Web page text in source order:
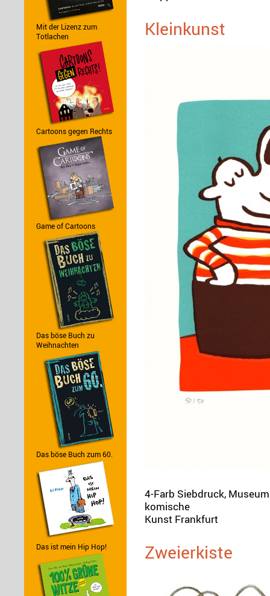
Mit der Lizenz zum
Totlachen
Cartoons gegen Rechts
Game of Cartoons
Das böse Buch zu
Weihnachten
Das böse Buch zum 60.
Das ist mein Hip Hop!
Kleinkunst
4-Farb Siebdruck,
komische
Kunst Frankfurt
Zweierkiste